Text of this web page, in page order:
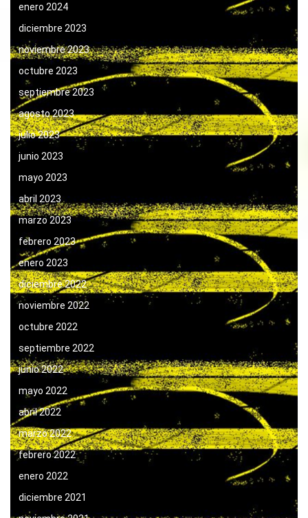
enero 2024
diciembre 2023
noviembre 2023
octubre 2023
septiembre 2023
agosto 2023
julio 2023
junio 2023
mayo 2023
abril 2023
marzo 2023
febrero 2023
enero 2023
diciembre 2022
noviembre 2022
octubre 2022
septiembre 2022
junio 2022
mayo 2022
abril 2022
marzo 2022
febrero 2022
enero 2022
diciembre 2021